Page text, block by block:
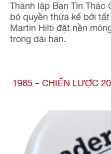
Thành lập Ban Tín
bỏ quyền thừa kế bởi
Martin Hilti đặt nền
trong dài hạn.
1985 – CHIẾN LƯỢC